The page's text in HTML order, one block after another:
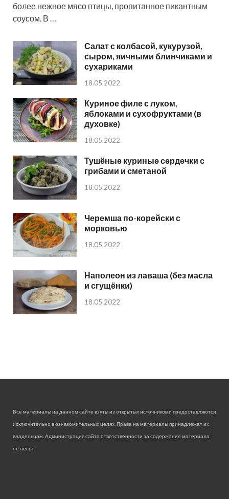
более нежное мясо птицы, пропитанное пикантным
соусом. В …
Салат с колбасой, кукурузой,
сыром, яичными блинчиками и
сухариками
18.05.2022
Куриное филе с луком,
яблоками и сухофруктами (в
духовке)
18.05.2022
Тушёные куриные сердечки с
грибами и сметаной
18.05.2022
Черемша по-корейски с
морковью
18.05.2022
Наполеон из лаваша (без масла
и сгущёнки)
18.05.2022
Все материалы на данном сайте взяты из открытых источников и предоставляются
исключительно в ознакомительных целях. Права на материалы принадлежат их
владельцам. Администрация сайта ответственности за содержание материала
не несет.